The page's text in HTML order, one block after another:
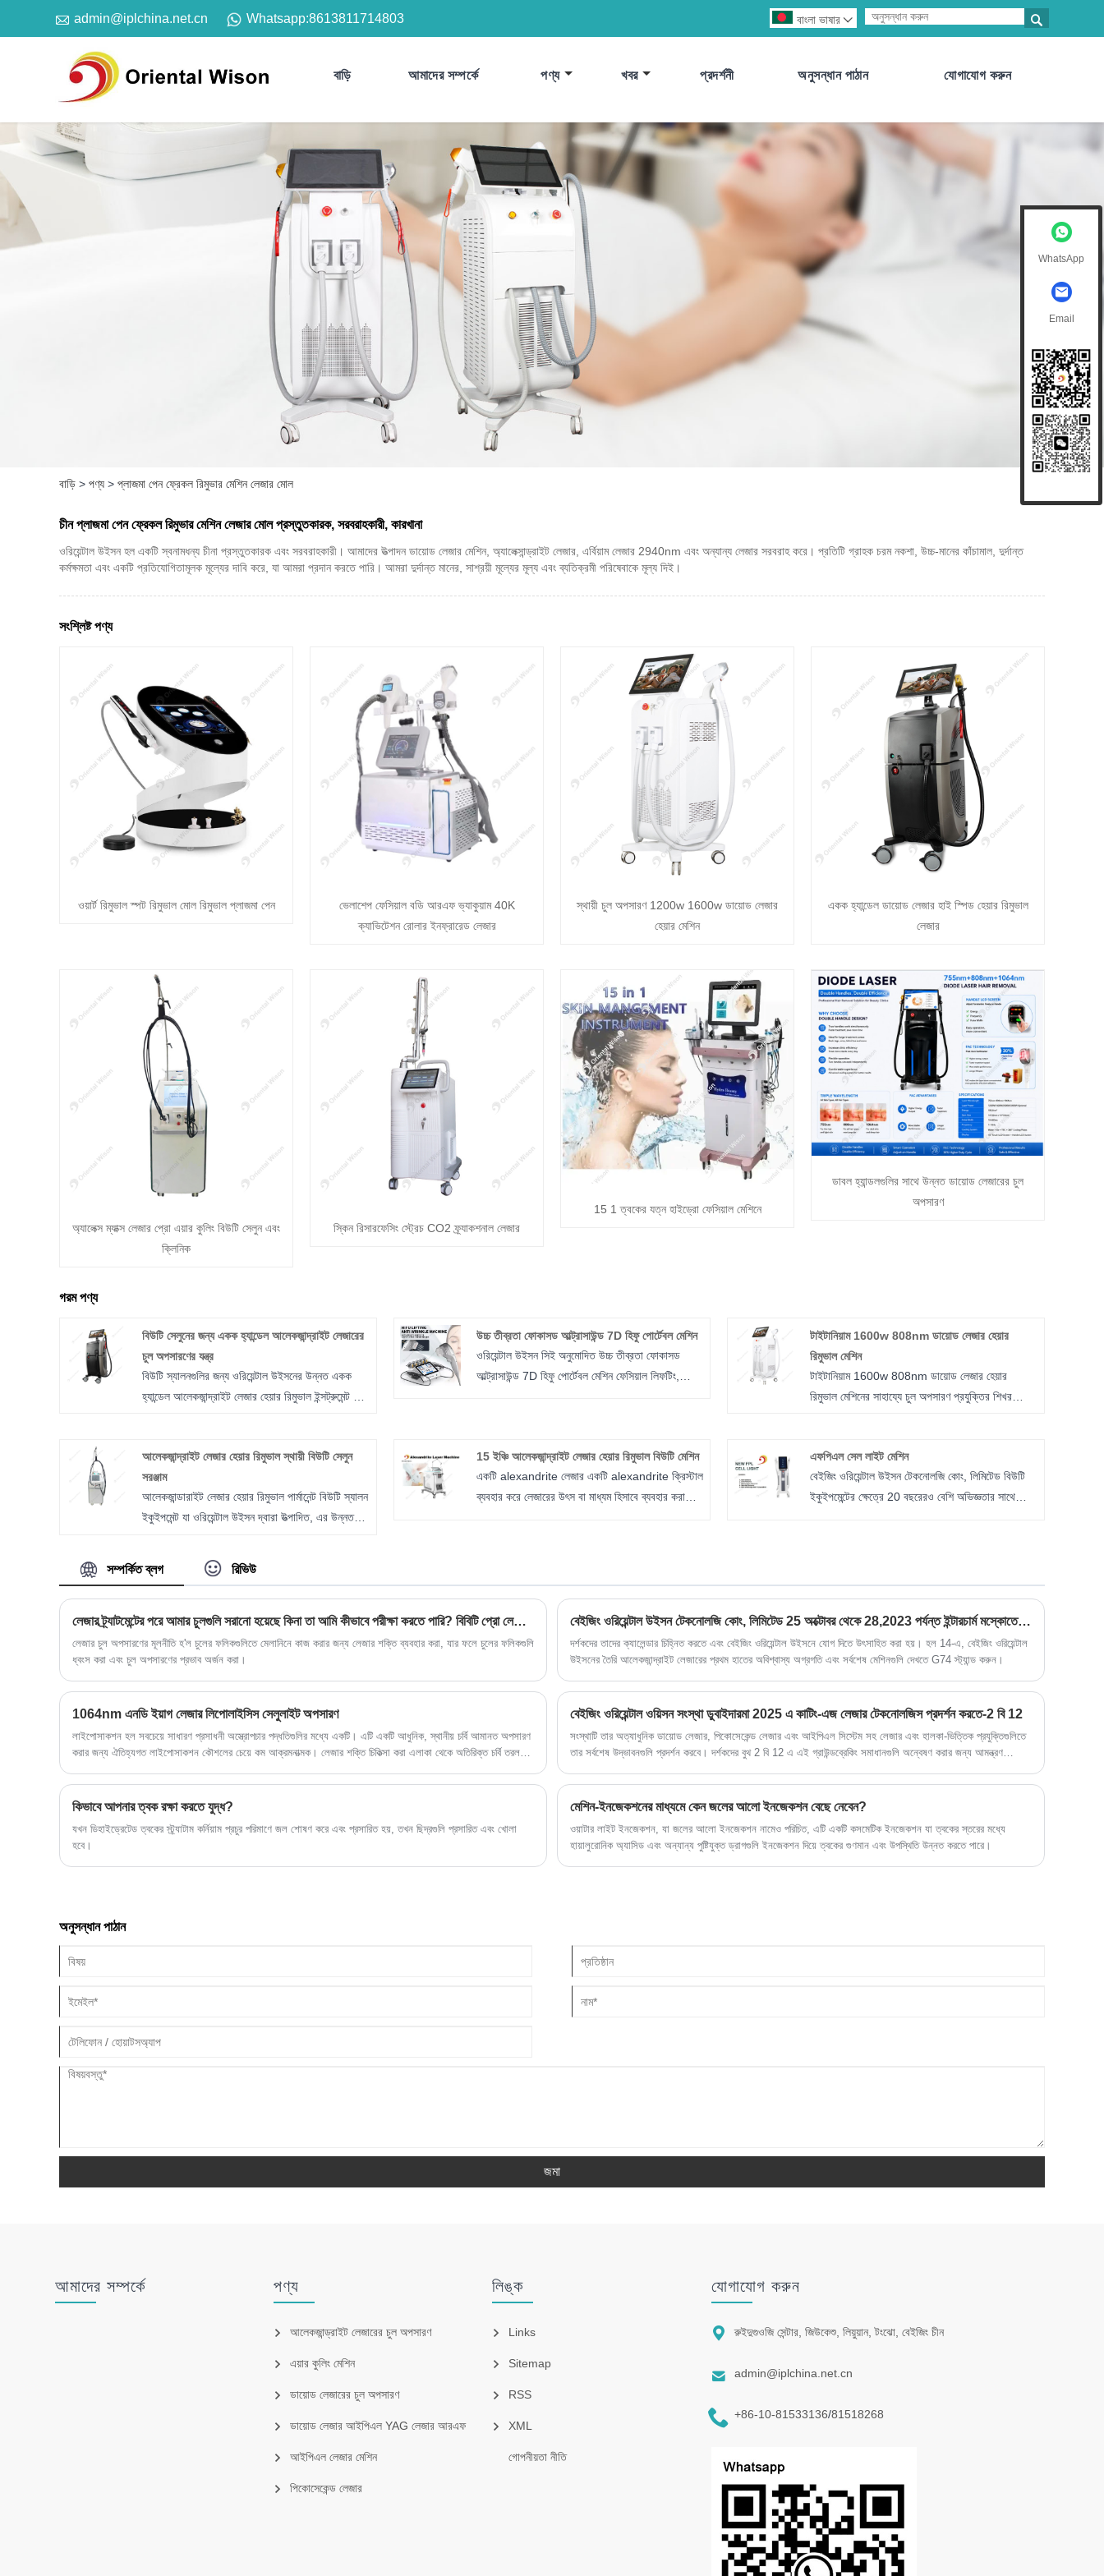
 admin@iplchina.net.cn Whatsapp:8613811714803 
বাংলা ভাষার 
বাড়ি আমাদের সম্পর্কে পণ্য খবর প্রদর্শনী অনুসন্ধান পাঠান যোগাযোগ করুন
বাড়ি > পণ্য > প্লাজমা পেন ফ্রেকল রিমুভার মেশিন লেজার মোল
চীন প্লাজমা পেন ফ্রেকল রিমুভার মেশিন লেজার মোল প্রস্তুতকারক, সরবরাহকারী, কারখানা
ওরিয়েন্টাল উইসন হল একটি স্বনামধন্য চীনা প্রস্তুতকারক এবং সরবরাহকারী। আমাদের উত্পাদন ডায়োড লেজার মেশিন, অ্যালেক্সান্ড্রাইট লেজার, এর্বিয়াম লেজার 2940nm এবং অন্যান্য লেজার সরবরাহ করে। প্রতিটি গ্রাহক চরম নকশা, উচ্চ-মানের কাঁচামাল, দুর্দান্ত
কর্মক্ষমতা এবং একটি প্রতিযোগিতামূলক মূল্যের দাবি করে, যা আমরা প্রদান করতে পারি। আমরা দুর্দান্ত মানের, সাশ্রয়ী মূল্যের মূল্য এবং ব্যতিক্রমী পরিষেবাকে মূল্য দিই।
সংশ্লিষ্ট পণ্য
ওয়ার্ট রিমুভাল স্পট রিমুভাল মোল রিমুভাল প্লাজমা পেন
ভেলাশেপ ফেসিয়াল বডি আরএফ ভ্যাকুয়াম 40K
ক্যাভিটেশন রোলার ইনফ্রারেড লেজার
স্থায়ী চুল অপসারণ 1200w 1600w ডায়োড লেজার
হেয়ার মেশিন
একক হ্যান্ডেল ডায়োড লেজার হাই স্পিড হেয়ার রিমুভাল
লেজার
অ্যালেক্স ম্যাক্স লেজার প্রো এয়ার কুলিং বিউটি সেলুন এবং
ক্লিনিক
স্কিন রিসারফেসিং স্ট্রেচ CO2 ফ্র্যাকশনাল লেজার
15 1 ত্বকের যত্ন হাইড্রো ফেসিয়াল মেশিনে
ডাবল হ্যান্ডলগুলির সাথে উন্নত ডায়োড লেজারের চুল
অপসারণ
গরম পণ্য
বিউটি সেলুনের জন্য একক হ্যান্ডেল আলেকজান্দ্রাইট লেজারের
চুল অপসারণের যন্ত্র
বিউটি স্যালনগুলির জন্য ওরিয়েন্টাল উইসনের উন্নত একক
হ্যান্ডেল আলেকজান্দ্রাইট লেজার হেয়ার রিমুভাল ইন্সট্রুমেন্ট পেশ
প্রযুক্তি এবং সংযুক্তিগুলির একটি বিস্তৃত নির্বাচন দিয়ে
সজ্জিত, এই ডিভাইসটি বিভিন্ন প্রসাধনী প্রয়োজনের জন্য
একটি সামগ্রিক সমাধান প্রদান করে৷
উচ্চ তীব্রতা ফোকাসড আল্ট্রাসাউন্ড 7D হিফু পোর্টেবল মেশিন
ওরিয়েন্টাল উইসন সিই অনুমোদিত উচ্চ তীব্রতা ফোকাসড
আল্ট্রাসাউন্ড 7D হিফু পোর্টেবল মেশিন ফেসিয়াল লিফটিং,
ভিত্তি করে। আল্ট্রাসাউন্ড তরঙ্গগুলি গভীরভাবে প্রবেশ করে,
কোলাজেন, ফাইব্রোব্লাস্ট এবং সুপারফিসিয়াল
মাস্কুলোপনিউরোটিক সিস্টেম (এসএমএএস) পর্যন্ত পৌঁছায়,
করে দেওয়া হয়।
টাইটানিয়াম 1600w 808nm ডায়োড লেজার হেয়ার
রিমুভাল মেশিন
টাইটানিয়াম 1600w 808nm ডায়োড লেজার হেয়ার
রিমুভাল মেশিনের সাহায্যে চুল অপসারণ প্রযুক্তির শিখর
প্রতিটি চিকিত্সা সেশনের সাথে ব্যতিক্রমী ফলাফল নিশ্চিত
করে।
আলেকজান্দ্রাইট লেজার হেয়ার রিমুভাল স্থায়ী বিউটি সেলুন
সরঞ্জাম
আলেকজান্ডারাইট লেজার হেয়ার রিমুভাল পার্মানেন্ট বিউটি স্যালন
ইকুইপমেন্ট যা ওরিয়েন্টাল উইসন দ্বারা উত্পাদিত, এর উন্নত
এলাকা সহ বিভিন্ন চুল অপসারণ অ্যাপ্লিকেশনের জন্য তৈরি
করা হয়েছে। সরঞ্জামগুলি অবিলম্বে এবং দৃশ্যমান ফলাফল
নিশ্চিত করে, এটিকে ক্ষেত্রের একটি নেতা করে তোলে এবং দক্ষ
এবং আরামদায়ক চুল অপসারণ সমাধানের জন্য বিউটি
সেলুনগুলির জন্য একটি মূল্যবান সম্পদ তৈরি করে৷
15 ইঞ্চি আলেকজান্দ্রাইট লেজার হেয়ার রিমুভাল বিউটি মেশিন
একটি alexandrite লেজার একটি alexandrite ক্রিস্টাল
ব্যবহার করে লেজারের উৎস বা মাধ্যম হিসাবে ব্যবহার করা
কিউ-স্যুইচিং লেজারকে খুব সংক্ষিপ্ত ডালে উচ্চ-তীব্রতার
মরীচি তৈরি করার কৌশল বোঝায়।
এফপিএল সেল লাইট মেশিন
বেইজিং ওরিয়েন্টাল উইসন টেকনোলজি কোং, লিমিটেড বিউটি
ইকুইপমেন্টের ক্ষেত্রে 20 বছরেরও বেশি অভিজ্ঞতার সাথে
এর্বিয়াম ইয়াগ লেজার, আলেকজান্ডারাইট লেজার, ডায়োড
লেজার, আইপিএল লেজার, এনডি ইয়াগ লেজার, 10600
এনএম ফ্র্যাকশনাল লেজার, আরএফ মাইক্রো-নিডেল, ইএমএস
মেশিন রয়েছে। আমরা বিভিন্ন দেশ থেকে OEM পরিষেবা
শক্তিশালী পরিবেশক সরবরাহ করব।
সম্পর্কিত ব্লগ রিভিউ
লেজার ট্র্যাটমেন্টের পরে আমার চুলগুলি সরানো হয়েছে কিনা তা আমি কীভাবে পরীক্ষা করতে পারি? বিবিটি প্রো লেজার+আপনার পরিষেবাতে ত্বক বিশ্লেষণ!
লেজার চুল অপসারণের মূলনীতি হ'ল চুলের ফলিকগুলিতে মেলানিনে কাজ করার জন্য লেজার শক্তি ব্যবহার করা, যার ফলে চুলের ফলিকগুলি
ধ্বংস করা এবং চুল অপসারণের প্রভাব অর্জন করা।
বেইজিং ওরিয়েন্টাল উইসন টেকনোলজি কোং, লিমিটেড 25 অক্টোবর থেকে 28,2023 পর্যন্ত ইন্টারচার্ম মস্কোতে অংশগ্রহণ করবে
দর্শকদের তাদের ক্যালেন্ডার চিহ্নিত করতে এবং বেইজিং ওরিয়েন্টাল উইসনে যোগ দিতে উৎসাহিত করা হয়। হল 14-এ, বেইজিং ওরিয়েন্টাল
উইসনের তৈরি আলেকজান্দ্রাইট লেজারের প্রথম হাতের অবিশ্বাস্য অগ্রগতি এবং সর্বশেষ মেশিনগুলি দেখতে G74 স্ট্যান্ড করুন।
1064nm এনডি ইয়াগ লেজার লিপোলাইসিস সেলুলাইট অপসারণ
লাইপোসাকশন হল সবচেয়ে সাধারণ প্রসাধনী অস্ত্রোপচার পদ্ধতিগুলির মধ্যে একটি। এটি একটি আধুনিক, স্থানীয় চর্বি আমানত অপসারণ
করার জন্য ঐতিহ্যগত লাইপোসাকশন কৌশলের চেয়ে কম আক্রমনাত্মক। লেজার শক্তি চিকিত্সা করা এলাকা থেকে অতিরিক্ত চর্বি তরল
বেইজিং ওরিয়েন্টাল ওয়িসন সংস্থা ডুবাইদারমা 2025 এ কাটিং-এজ লেজার টেকনোলজিস প্রদর্শন করতে-2 বি 12
সংস্থাটি তার অত্যাধুনিক ডায়োড লেজার, পিকোসেকেন্ড লেজার এবং আইপিএল সিস্টেম সহ লেজার এবং হালকা-ভিত্তিক প্রযুক্তিগুলিতে
তার সর্বশেষ উদ্ভাবনগুলি প্রদর্শন করবে। দর্শকদের বুথ 2 বি 12 এ এই গ্রাউন্ডব্রেকিং সমাধানগুলি অন্বেষণ করার জন্য আমন্ত্রণ
কিভাবে আপনার ত্বক রক্ষা করতে যুদ্ধ?
যখন ডিহাইড্রেটেড ত্বকের স্ট্র্যাটাম কর্নিয়াম প্রচুর পরিমাণে জল শোষণ করে এবং প্রসারিত হয়, তখন ছিদ্রগুলি প্রসারিত এবং খোলা
হবে।
মেশিন-ইনজেকশনের মাধ্যমে কেন জলের আলো ইনজেকশন বেছে নেবেন?
ওয়াটার লাইট ইনজেকশন, যা জলের আলো ইনজেকশন নামেও পরিচিত, এটি একটি কসমেটিক ইনজেকশন যা ত্বকের স্তরের মধ্যে
হায়ালুরোনিক অ্যাসিড এবং অন্যান্য পুষ্টিযুক্ত ড্রাগগুলি ইনজেকশন দিয়ে ত্বকের গুণমান এবং উপস্থিতি উন্নত করতে পারে।
অনুসন্ধান পাঠান
জমা
WhatsApp
Email
আমাদের সম্পর্কে পণ্য
আলেকজান্ড্রাইট লেজারের চুল অপসারণ
এয়ার কুলিং মেশিন
ডায়োড লেজারের চুল অপসারণ
ডায়োড লেজার আইপিএল YAG লেজার আরএফ
আইপিএল লেজার মেশিন
পিকোসেকেন্ড লেজার
লিঙ্ক
Links
Sitemap
RSS
XML
গোপনীয়তা নীতি
যোগাযোগ করুন
 রুইদুগুওজি সেন্টার, জিউকেশু, লিয়ুয়ান, টংঝো, বেইজিং চীন
 admin@iplchina.net.cn
 +86-10-81533136/81518268